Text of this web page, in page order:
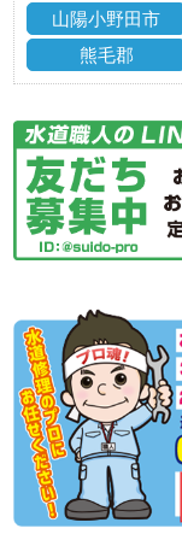
山陽小野田市
熊毛郡